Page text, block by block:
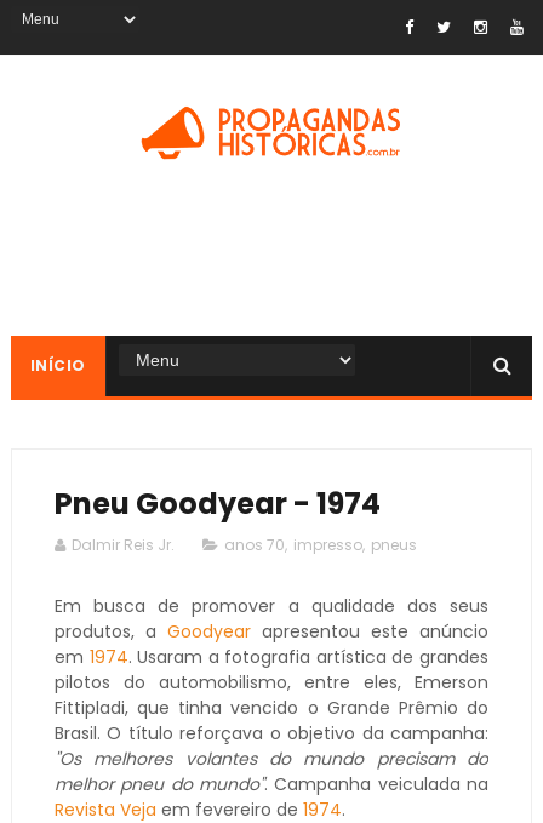
INÍCIO
Pneu Goodyear - 1974
Dalmir Reis Jr. anos 70, impresso, pneus
Em busca de promover a qualidade dos seus
produtos, a Goodyearapresentou este anúncio
em 1974. Usaram a fotografia artística de grandes
pilotos do automobilismo, entre eles, Emerson
Fittipladi, que tinha vencido o Grande Prêmio do
Brasil. O título reforçava o objetivo da campanha:
"Os melhores volantes do mundo precisam do
melhor pneu do mundo". Campanha veiculada na
Revista Veja em fevereiro de 1974.